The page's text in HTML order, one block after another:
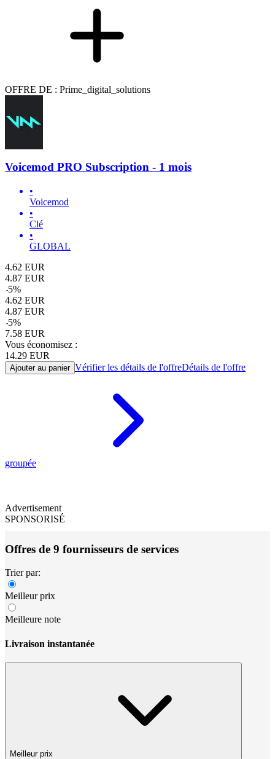
OFFRE DE : Prime_digital_solutions
Voicemod PRO Subscription - 1 mois
•
Voicemod
•
Clé
•
GLOBAL
4.62 EUR
4.87 EUR
-5%
4.62 EUR
4.87 EUR
-5%
7.58 EUR
Vous économisez :
14.29 EUR
Ajouter au panier Vérifier les détails de l'offreDétails de l'offre
groupée
Advertisement
SPONSORISÉ
Offres de 9 fournisseurs de services
Trier par:
Meilleur prix
Meilleure note
Livraison instantanée
Meilleur prix